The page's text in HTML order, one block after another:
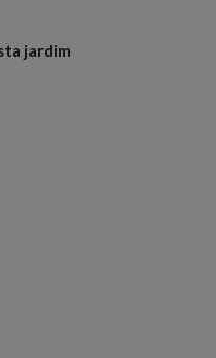
jardim